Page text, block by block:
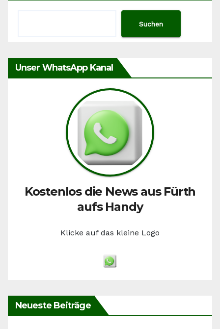
Suchen
Unser WhatsApp Kanal
Kostenlos die News aus Fürth
aufs Handy
Klicke auf das kleine Logo
Neueste Beiträge